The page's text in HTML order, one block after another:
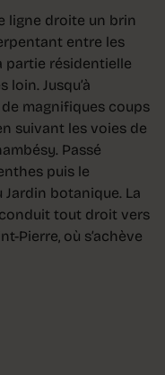
ligne droite un brin
entre les
partie résidentielle
loin. Jusqu’à
magnifiques coups
suivant les voies de
Passé
puis le
Jardin botanique. La
tout droit vers
Pierre, où s’achève